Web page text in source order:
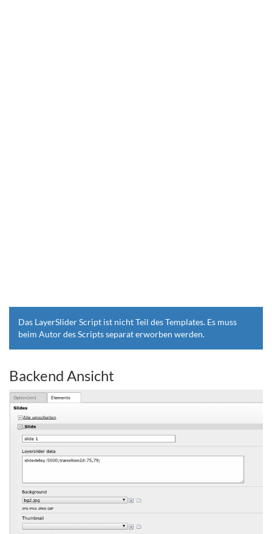
Das LayerSlider Script ist nicht Teil des Templates. Es muss
beim Autor des Scripts separat erworben werden.
Backend Ansicht